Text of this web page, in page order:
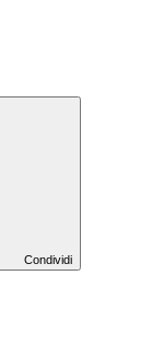
Condividi